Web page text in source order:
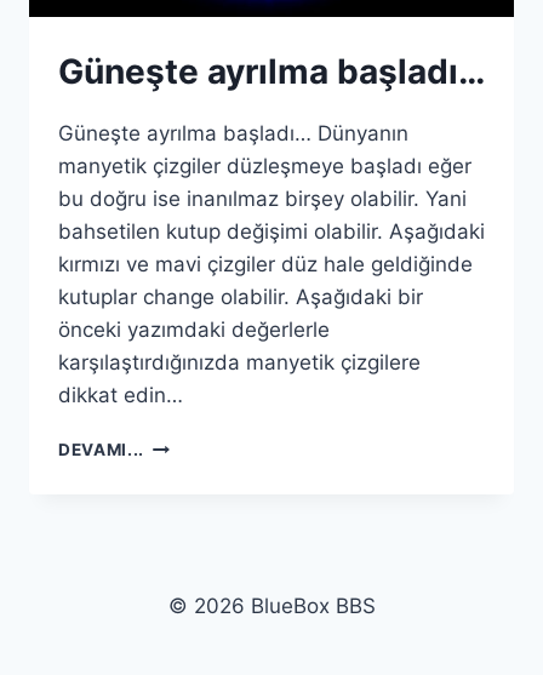
Güneşte ayrılma başladı…
Güneşte ayrılma başladı… Dünyanın
manyetik çizgiler düzleşmeye başladı eğer
bu doğru ise inanılmaz birşey olabilir. Yani
bahsetilen kutup değişimi olabilir. Aşağıdaki
kırmızı ve mavi çizgiler düz hale geldiğinde
kutuplar change olabilir. Aşağıdaki bir
önceki yazımdaki değerlerle
karşılaştırdığınızda manyetik çizgilere
dikkat edin…
DEVAMI... GÜNEŞTE
© 2026 BlueBox BBS